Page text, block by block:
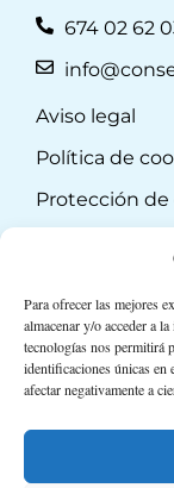
Para ofrecer las mejores
almacenar y/o acceder a
tecnologías nos permitirá
identificaciones únicas en
afectar negativamente a
674 02 62
Aviso legal
Política de
Protección